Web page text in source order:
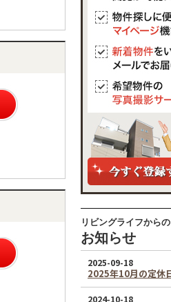
リビングライフからの
お知らせ